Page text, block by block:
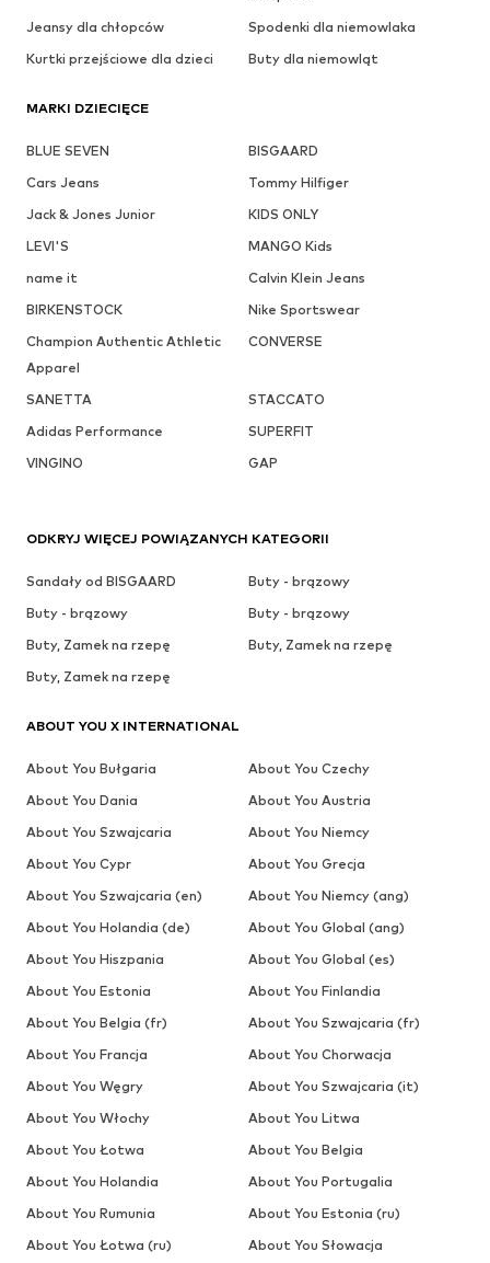
Jeansy dla chłopców
Spodenki dla niemowlaka
Kurtki przejściowe dla dzieci
Buty dla niemowląt
MARKI DZIECIĘCE
BLUE SEVEN
BISGAARD
Cars Jeans
Tommy Hilfiger
Jack & Jones Junior
KIDS ONLY
LEVI'S
MANGO Kids
name it
Calvin Klein Jeans
BIRKENSTOCK
Nike Sportswear
Champion Authentic Athletic
Apparel
CONVERSE
SANETTA
STACCATO
Adidas Performance
SUPERFIT
VINGINO
GAP
ODKRYJ WIĘCEJ POWIĄZANYCH KATEGORII
Sandały od BISGAARD
Buty - brązowy
Buty - brązowy
Buty - brązowy
Buty, Zamek na rzepę
Buty, Zamek na rzepę
Buty, Zamek na rzepę
ABOUT YOU X INTERNATIONAL
About You Bułgaria
About You Czechy
About You Dania
About You Austria
About You Szwajcaria
About You Niemcy
About You Cypr
About You Grecja
About You Szwajcaria (en)
About You Niemcy (ang)
About You Holandia (de)
About You Global (ang)
About You Hiszpania
About You Global (es)
About You Estonia
About You Finlandia
About You Belgia (fr)
About You Szwajcaria (fr)
About You Francja
About You Chorwacja
About You Węgry
About You Szwajcaria (it)
About You Włochy
About You Litwa
About You Łotwa
About You Belgia
About You Holandia
About You Portugalia
About You Rumunia
About You Estonia (ru)
About You Łotwa (ru)
About You Słowacja